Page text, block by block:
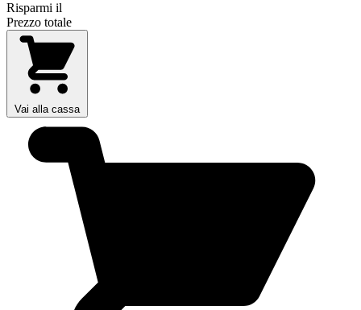
Risparmi il
Prezzo totale
Vai alla cassa